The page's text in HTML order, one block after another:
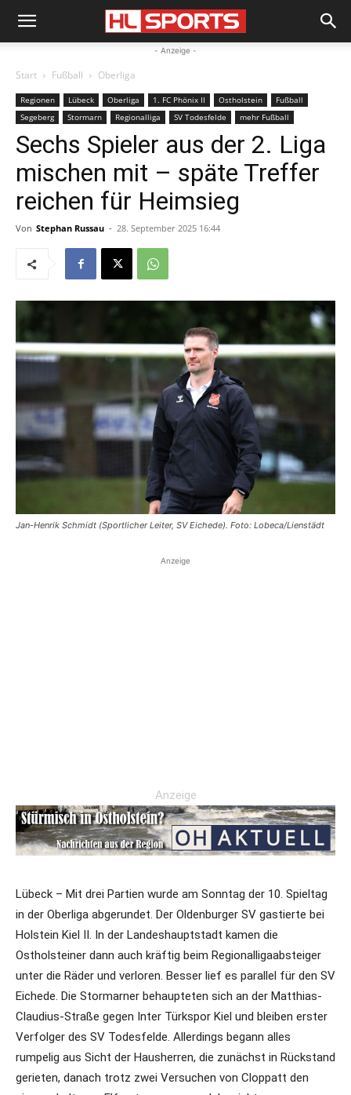
- Anzeige -
Start Fußball Oberliga
Regionen Lübeck Oberliga 1. FC Phönix II Ostholstein
Fußball
Segeberg
Stormarn Regionalliga SV Todesfelde mehr Fußball
Sechs Spieler aus der 2. Liga
mischen mit – späte Treffer
reichen für Heimsieg
Von Stephan Russau - 28. September 2025 16:44
Jan-Henrik Schmidt (Sportlicher Leiter, SV Eichede). Foto: Lobeca/Lienstädt
Anzeige
Anzeige
Lübeck – Mit drei Partien wurde am Sonntag der 10. Spieltag
in der Oberliga abgerundet. Der Oldenburger SV gastierte bei
Holstein Kiel II. In der Landeshauptstadt kamen die
Ostholsteiner dann auch kräftig beim Regionalligaabsteiger
unter die Räder und verloren. Besser lief es parallel für den SV
Eichede. Die Stormarner behaupteten sich an der Matthias-
Claudius-Straße gegen Inter Türkspor Kiel und bleiben erster
Verfolger des SV Todesfelde. Allerdings begann alles
rumpelig aus Sicht der Hausherren, die zunächst in Rückstand
gerieten, danach trotz zwei Versuchen von Cloppatt den